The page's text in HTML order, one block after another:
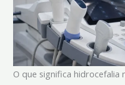
O que significa hidrocefalia